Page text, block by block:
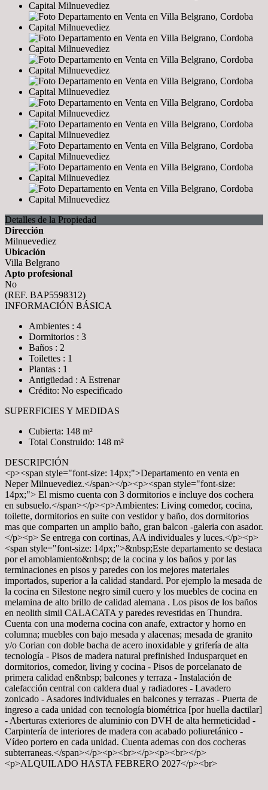
Detalles de la Propiedad
Dirección
Milnuevediez
Ubicación
Villa Belgrano
Apto profesional
No
(REF. BAP5598312)
INFORMACIÓN BÁSICA
Ambientes : 4
Dormitorios : 3
Baños : 2
Toilettes : 1
Plantas : 1
Antigüedad : A Estrenar
Crédito: No especificado
SUPERFICIES Y MEDIDAS
Cubierta: 148 m²
Total Construido: 148 m²
DESCRIPCIÓN
<p><span style="font-size: 14px;">Departamento en venta en
Neper Milnuevediez.</span></p><p><span style="font-size:
14px;"> El mismo cuenta con 3 dormitorios e incluye dos cochera
en subsuelo.</span></p><p>Ambientes: Living comedor, cocina,
toilette, dormitorios en suite con vestidor y baño, dos dormitorios
mas que comparten un amplio baño, gran balcon -galeria con asador.
</p><p> Se entrega con cortinas, AA individuales y luces.</p><p>
<span style="font-size: 14px;">&nbsp;Este departamento se destaca
por el amoblamiento&nbsp; de la cocina y los baños y por las
terminaciones en pisos y paredes con los mejores materiales
importados, superior a la calidad standard. Por ejemplo la mesada de
la cocina en Silestone negro simil cuero y los muebles de cocina en
melamina de alto brillo de calidad alemana . Los pisos de los baños
en neolith simil CALACATA y paredes revestidas en Thundra.
Cuenta con una moderna cocina con anafe, extractor y horno en
columna; muebles con bajo mesada y alacenas; mesada de granito
y/o Corian con doble bacha de acero inoxidable y grifería de alta
tecnología - Pisos de madera natural prefinished Indusparquet en
dormitorios, comedor, living y cocina - Pisos de porcelanato de
primera calidad en&nbsp; balcones y terraza - Instalación de
calefacción central con caldera dual y radiadores - Lavadero
zonicado - Asadores individuales en balcones y terrazas - Puerta de
ingreso a cada unidad con tecnología biométrica [por huella dactilar]
- Aberturas exteriores de aluminio con DVH de alta hermeticidad -
Carpintería de interiores de madera con acabado poliuretánico -
Vídeo portero en cada unidad. Cuenta ademas con dos cocheras
subterraneas.</span></p><p><br></p><p><br></p>
<p>ALQUILADO HASTA FEBRERO 2027</p><br>